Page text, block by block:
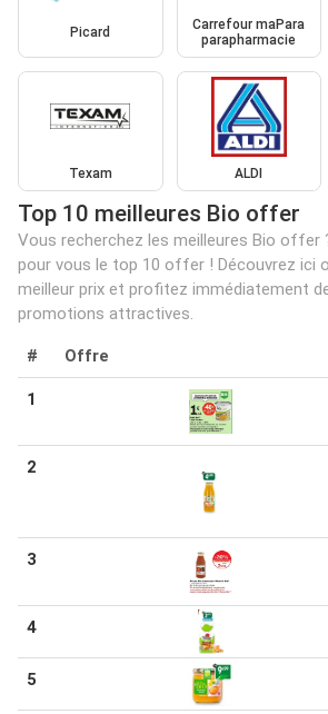
Picard
Carrefour maPara
parapharmacie
Texam ALDI
Top 10 meilleures Bio offer
Vous recherchez les meilleures Bio offer
pour vous le top 10 offer ! Découvrez ici
meilleur prix et profitez immédiatement
promotions attractives.
# Offre
1
2
3
4
5